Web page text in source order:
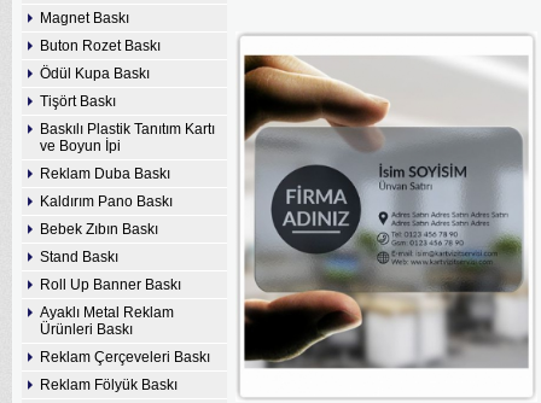
Magnet Baskı
Buton Rozet Baskı
Ödül Kupa Baskı
Tişört Baskı
Baskılı Plastik Tanıtım Kartı
ve Boyun İpi
Reklam Duba Baskı
Kaldırım Pano Baskı
Bebek Zıbın Baskı
Stand Baskı
Roll Up Banner Baskı
Ayaklı Metal Reklam
Ürünleri Baskı
Reklam Çerçeveleri Baskı
Reklam Fölyük Baskı